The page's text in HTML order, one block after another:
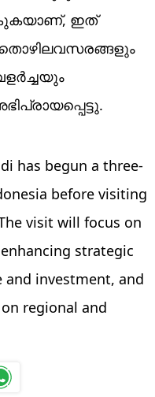
ഇത്
has begun a three-
before visiting
visit will focus on
strategic
investment, and
regional and